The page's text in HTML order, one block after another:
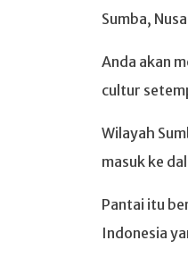
Sumba,
Anda akan
cultur
Wilayah
masuk ke
Pantai itu
Indonesia